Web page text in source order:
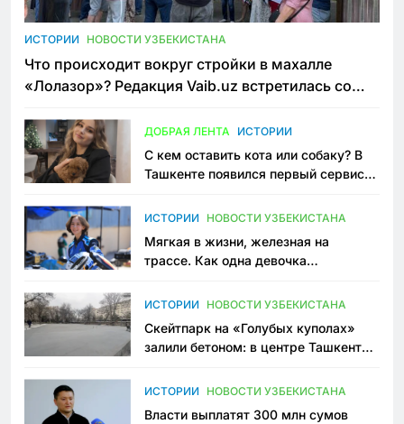
ИСТОРИИ НОВОСТИ УЗБЕКИСТАНА
Что происходит вокруг стройки в махалле
«Лолазор»? Редакция Vaib.uz встретилась со
ДОБРАЯ ЛЕНТА ИСТОРИИ
С кем оставить кота или собаку? В
Ташкенте появился первый сервис
ИСТОРИИ НОВОСТИ УЗБЕКИСТАНА
Мягкая в жизни, железная на
трассе. Как одна девочка
Узбекистане
ИСТОРИИ НОВОСТИ УЗБЕКИСТАНА
Скейтпарк на «Голубых куполах»
залили бетоном: в центре Ташкента
пространство
ИСТОРИИ НОВОСТИ УЗБЕКИСТАНА
Власти выплатят 300 млн сумов